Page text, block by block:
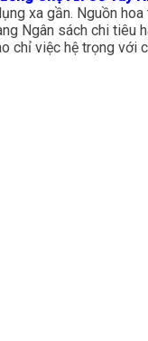
xa gần. Nguồn
Ngân sách chi tiêu
chỉ việc hệ trọng với